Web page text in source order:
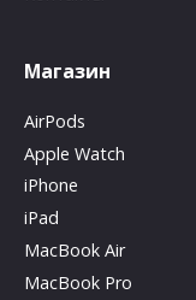
Магазин
AirPods
Apple Watch
iPhone
iPad
MacBook Air
MacBook Pro